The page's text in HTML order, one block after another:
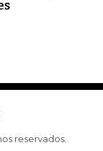
reservados.